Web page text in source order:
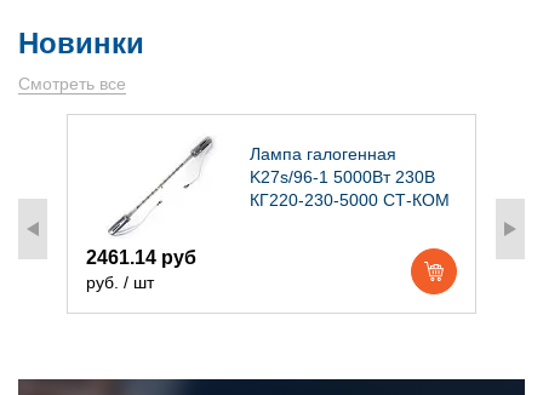
Новинки
Смотреть все
Лампа галогенная
K27s/96-1 5000Вт 230В
КГ220-230-5000 СТ-КОМ
2461.14 руб
руб. / шт